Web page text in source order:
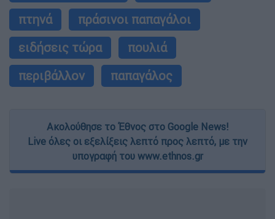
πτηνά
πράσινοι παπαγάλοι
ειδήσεις τώρα
πουλιά
περιβάλλον
παπαγάλος
Ακολούθησε το Έθνος στο Google News!
Live όλες οι εξελίξεις λεπτό προς λεπτό, με την
υπογραφή του www.ethnos.gr